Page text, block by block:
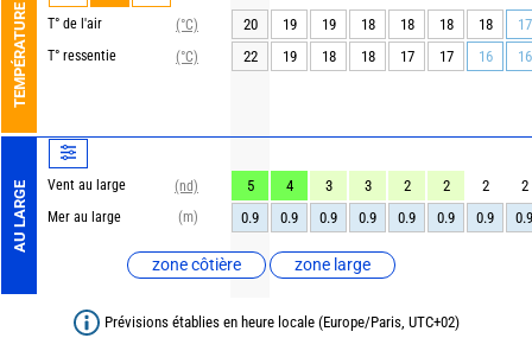
TEMPÉRATURE T° de l'air
(°C)
T° ressentie
(°C)
AU LARGE Vent au large
(nd)
Mer au large
(m)
zone côtière zone large
20 19 19 18 18 18 18
17
22
19 18 18 17 17 16 16
5 4 3 3 2 2 2
2
0.9
0.9 0.9 0.9 0.9 0.9 0.9 0.9
Prévisions établies en heure locale (Europe/Paris, UTC+02)